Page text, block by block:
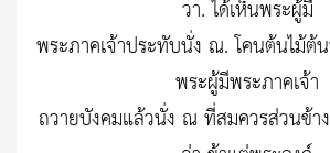
วา. ได้เห็นพระผู้มี
พระภาคเจ้าประทับนั่ง ณ. โคนต้นไม้ต้น
พระผู้มีพระภาคเจ้า
ถวายบังคมแล้วนั่ง ณ ที่สมควรส่วนข้า